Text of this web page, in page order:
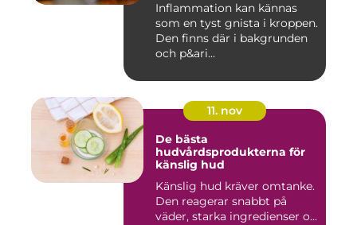
Inflammation kan kännas
som en tyst gnista i kroppen.
Den finns där i bakgrunden
och p&ari...
11. nov
De bästa
hudvårdsprodukterna för
känslig hud
Känslig hud kräver omtanke.
Den reagerar snabbt på
väder, starka ingredienser o...